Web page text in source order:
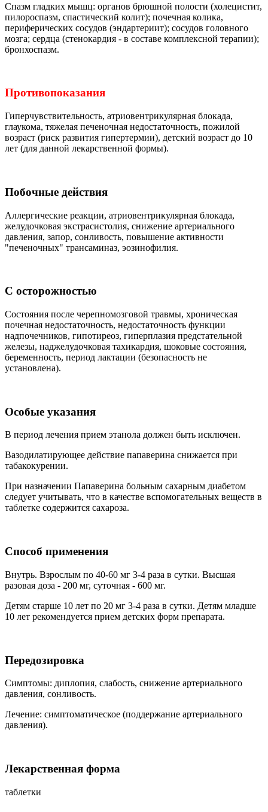
Спазм гладких мышц: органов брюшной полости (холецистит,
пилороспазм, спастический колит); почечная колика,
периферических сосудов (эндартериит); сосудов головного
мозга; сердца (стенокардия - в составе комплексной терапии);
бронхоспазм.
Противопоказания
Гиперчувствительность, атриовентрикулярная блокада,
глаукома, тяжелая печеночная недостаточность, пожилой
возраст (риск развития гипертермии), детский возраст до 10
лет (для данной лекарственной формы).
Побочные действия
Аллергические реакции, атриовентрикулярная блокада,
желудочковая экстрасистолия, снижение артериального
давления, запор, сонливость, повышение активности
"печеночных" трансаминаз, эозинофилия.
С осторожностью
Cостояния после черепномозговой травмы, хроническая
почечная недостаточность, недостаточность функции
надпочечников, гипотиреоз, гиперплазия предстательной
железы, наджелудочковая тахикардия, шоковые состояния,
беременность, период лактации (безопасность не
установлена).
Особые указания
В период лечения прием этанола должен быть исключен.
Вазодилатирующее действие папаверина снижается при
табакокурении.
При назначении Папаверина больным сахарным диабетом
следует учитывать, что в качестве вспомогательных веществ в
таблетке содержится сахароза.
Способ применения
Внутрь. Взрослым по 40-60 мг 3-4 раза в сутки. Высшая
разовая доза - 200 мг, суточная - 600 мг.
Детям старше 10 лет по 20 мг 3-4 раза в сутки. Детям младше
10 лет рекомендуется прием детских форм препарата.
Передозировка
Симптомы: диплопия, слабость, снижение артериального
давления, сонливость.
Лечение: симптоматическое (поддержание артериального
давления).
Лекарственная форма
таблетки